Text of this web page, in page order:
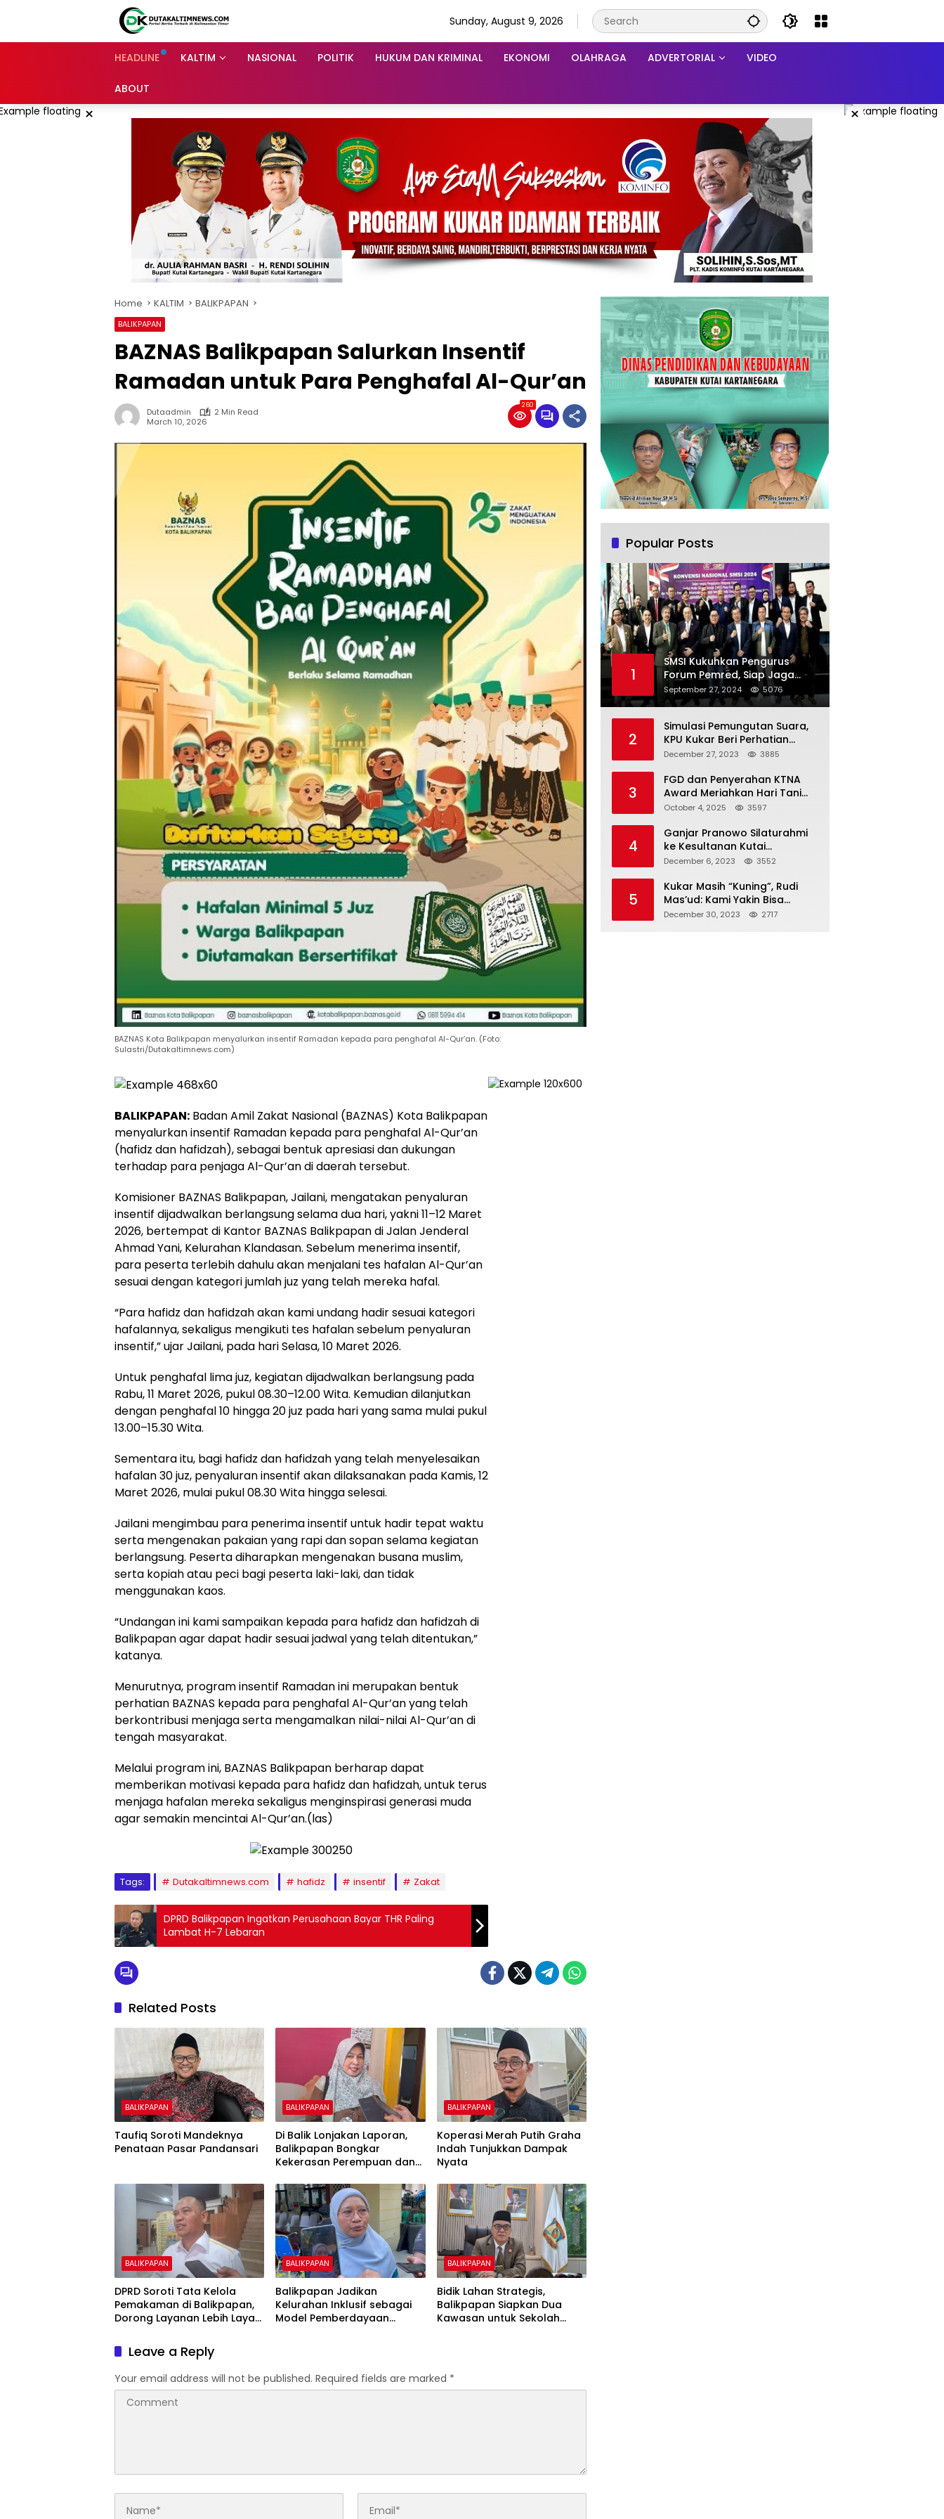
Sunday, August 9, 2026
HEADLINE KALTIM NASIONAL POLITIK HUKUM DAN KRIMINAL EKONOMI OLAHRAGA ADVERTORIAL VIDEO
ABOUT
× ×
Home KALTIM BALIKPAPAN
BALIKPAPAN
BAZNAS Balikpapan Salurkan Insentif
Ramadan untuk Para Penghafal Al-Qur’an
Dutaadmin
2 Min Read
March 10, 2026
260
BAZNAS Kota Balikpapan menyalurkan insentif Ramadan kepada para penghafal Al-Qur’an. (Foto:
Sulastri/Dutakaltimnews.com)
BALIKPAPAN: Badan Amil Zakat Nasional (BAZNAS) Kota Balikpapan
menyalurkan insentif Ramadan kepada para penghafal Al-Qur’an
(hafidz dan hafidzah), sebagai bentuk apresiasi dan dukungan
terhadap para penjaga Al-Qur’an di daerah tersebut.
Komisioner BAZNAS Balikpapan, Jailani, mengatakan penyaluran
insentif dijadwalkan berlangsung selama dua hari, yakni 11–12 Maret
2026, bertempat di Kantor BAZNAS Balikpapan di Jalan Jenderal
Ahmad Yani, Kelurahan Klandasan. Sebelum menerima insentif,
para peserta terlebih dahulu akan menjalani tes hafalan Al-Qur’an
sesuai dengan kategori jumlah juz yang telah mereka hafal.
“Para hafidz dan hafidzah akan kami undang hadir sesuai kategori
hafalannya, sekaligus mengikuti tes hafalan sebelum penyaluran
insentif,” ujar Jailani, pada hari Selasa, 10 Maret 2026.
Untuk penghafal lima juz, kegiatan dijadwalkan berlangsung pada
Rabu, 11 Maret 2026, pukul 08.30–12.00 Wita. Kemudian dilanjutkan
dengan penghafal 10 hingga 20 juz pada hari yang sama mulai pukul
13.00–15.30 Wita.
Sementara itu, bagi hafidz dan hafidzah yang telah menyelesaikan
hafalan 30 juz, penyaluran insentif akan dilaksanakan pada Kamis, 12
Maret 2026, mulai pukul 08.30 Wita hingga selesai.
Jailani mengimbau para penerima insentif untuk hadir tepat waktu
serta mengenakan pakaian yang rapi dan sopan selama kegiatan
berlangsung. Peserta diharapkan mengenakan busana muslim,
serta kopiah atau peci bagi peserta laki-laki, dan tidak
menggunakan kaos.
“Undangan ini kami sampaikan kepada para hafidz dan hafidzah di
Balikpapan agar dapat hadir sesuai jadwal yang telah ditentukan,”
katanya.
Menurutnya, program insentif Ramadan ini merupakan bentuk
perhatian BAZNAS kepada para penghafal Al-Qur’an yang telah
berkontribusi menjaga serta mengamalkan nilai-nilai Al-Qur’an di
tengah masyarakat.
Melalui program ini, BAZNAS Balikpapan berharap dapat
memberikan motivasi kepada para hafidz dan hafidzah, untuk terus
menjaga hafalan mereka sekaligus menginspirasi generasi muda
agar semakin mencintai Al-Qur’an.(las)
Tags: Dutakaltimnews.com hafidz insentif Zakat
DPRD Balikpapan Ingatkan Perusahaan Bayar THR Paling
Lambat H-7 Lebaran
Related Posts
BALIKPAPAN
Taufiq Soroti Mandeknya
Penataan Pasar Pandansari
BALIKPAPAN
Di Balik Lonjakan Laporan,
Balikpapan Bongkar
Kekerasan Perempuan dan
BALIKPAPAN
Koperasi Merah Putih Graha
Indah Tunjukkan Dampak
Nyata
BALIKPAPAN
DPRD Soroti Tata Kelola
Pemakaman di Balikpapan,
Dorong Layanan Lebih Layak
Warga
BALIKPAPAN
Balikpapan Jadikan
Kelurahan Inklusif sebagai
Model Pemberdayaan
BALIKPAPAN
Bidik Lahan Strategis,
Balikpapan Siapkan Dua
Kawasan untuk Sekolah
Leave a Reply
Your email address will not be published. Required fields are marked *
Popular Posts
1
SMSI Kukuhkan Pengurus
Forum Pemred, Siap Jaga
Kualitas Media Daring di
Indonesia
September 27, 2024 5076
2
Simulasi Pemungutan Suara,
KPU Kukar Beri Perhatian
Penyandang Disabilitas
December 27, 2023 3885
3
FGD dan Penyerahan KTNA
Award Meriahkan Hari Tani
Nasional di Kukar
October 4, 2025 3597
4
Ganjar Pranowo Silaturahmi
ke Kesultanan Kutai
Kartanegara
December 6, 2023 3552
5
Kukar Masih “Kuning”, Rudi
Mas’ud: Kami Yakin Bisa
Menang di Pemilu 2024
December 30, 2023 2717